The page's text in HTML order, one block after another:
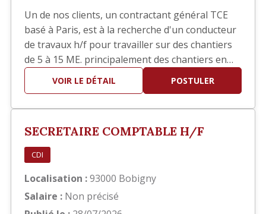
Un de nos clients, un contractant général TCE
basé à Paris, est à la recherche d'un conducteur
de travaux h/f pour travailler sur des chantiers
de 5 à 15 ME. principalement des chantiers en
réhabilitation TCE dans le domaine hôtelier ou
sièges sociaux. Poste basé à Paris
VOIR LE DÉTAIL POSTULER
SECRETAIRE COMPTABLE H/F
CDI
Localisation :93000 Bobigny
Salaire : Non précisé